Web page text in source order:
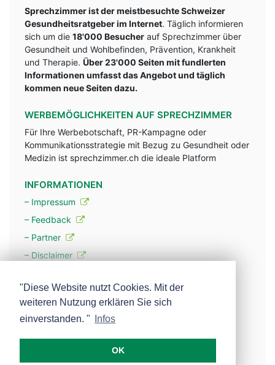
Sprechzimmer ist der meistbesuchte Schweizer
Gesundheitsratgeber im Internet. Täglich informieren
sich um die 18'000 Besucher auf Sprechzimmer über
Gesundheit und Wohlbefinden, Prävention, Krankheit
und Therapie. Über 23'000 Seiten mit fundlerten
Informationen umfasst das Angebot und täglich
kommen neue Seiten dazu.
WERBEMÖGLICHKEITEN AUF SPRECHZIMMER
Für Ihre Werbebotschaft, PR-Kampagne oder
Kommunikationsstrategie mit Bezug zu Gesundheit oder
Medizin ist sprechzimmer.ch die ideale Platform
INFORMATIONEN
– Impressum
– Feedback
– Partner
– Disclaimer
– Werbung
– Mehr über unsere Experten
"Diese Website nutzt Cookies. Mit der
weiteren Nutzung erklären Sie sich
einverstanden. "
Infos
OK